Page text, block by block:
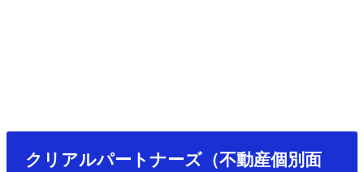
クリアルパートナーズ（不動産個別面